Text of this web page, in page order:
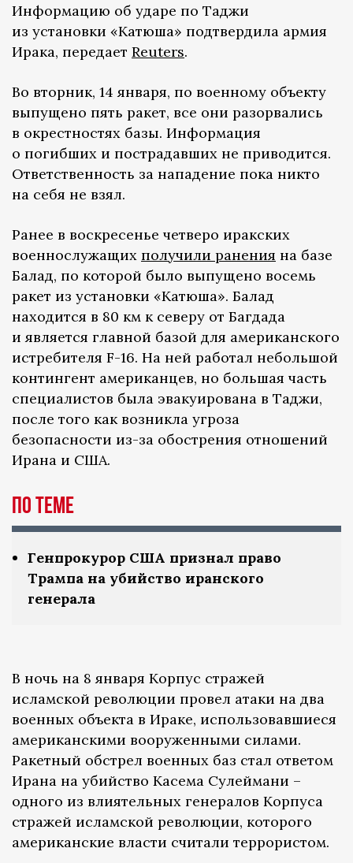
Информацию об ударе по Таджи
из установки «Катюша» подтвердила армия
Ирака, передает Reuters.
Во вторник, 14 января, по военному объекту
выпущено пять ракет, все они разорвались
в окрестностях базы. Информация
о погибших и пострадавших не приводится.
Ответственность за нападение пока никто
на себя не взял.
Ранее в воскресенье четверо иракских
военнослужащих получили ранения на базе
Балад, по которой было выпущено восемь
ракет из установки «Катюша». Балад
находится в 80 км к северу от Багдада
и является главной базой для американского
истребителя F-16. На ней работал небольшой
контингент американцев, но большая часть
специалистов была эвакуирована в Таджи,
после того как возникла угроза
безопасности из-за обострения отношений
Ирана и США.
По теме
Генпрокурор США признал право
Трампа на убийство иранского
генерала
В ночь на 8 января Корпус стражей
исламской революции провел атаки на два
военных объекта в Ираке, использовавшиеся
американскими вооруженными силами.
Ракетный обстрел военных баз стал ответом
Ирана на убийство Касема Сулеймани –
одного из влиятельных генералов Корпуса
стражей исламской революции, которого
американские власти считали террористом.